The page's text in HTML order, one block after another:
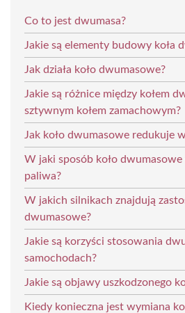
Co to jest dwumasa?
Jakie są elementy budowy koła
Jak działa koło dwumasowe?
Jakie są różnice między kołem
sztywnym kołem zamachowym?
Jak koło dwumasowe redukuje
W jaki sposób koło dwumasowe
paliwa?
W jakich silnikach znajdują
dwumasowe?
Jakie są korzyści stosowania
samochodach?
Jakie są objawy uszkodzonego
Kiedy konieczna jest wymiana